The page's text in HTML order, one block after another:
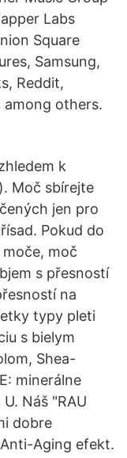
Labs
Square
Samsung,
Reddit,
among others.
k
Moč sbírejte
jen pro
Pokud do
moč
s přesností
na
typy pleti
s bielym
Shea-
minerálne
Náš "RAU
dobre
Aging efekt.